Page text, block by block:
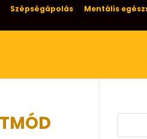
Szépségápolás Mentális